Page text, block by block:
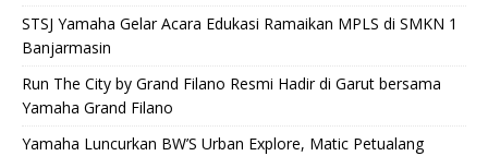
STSJ Yamaha Gelar Acara Edukasi Ramaikan MPLS di SMKN 1
Banjarmasin
Run The City by Grand Filano Resmi Hadir di Garut bersama
Yamaha Grand Filano
Yamaha Luncurkan BW’S Urban Explore, Matic Petualang